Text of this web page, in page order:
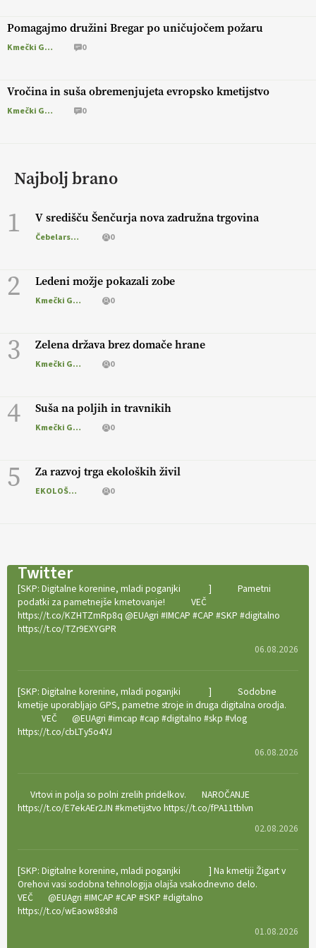
Pomagajmo družini Bregar po uničujočem požaru
Kmečki Glas 0
Vročina in suša obremenjujeta evropsko kmetijstvo
Kmečki Glas 0
Najbolj brano
1 V središču Šenčurja nova zadružna trgovina
Čebelarstvo 0
2 Ledeni možje pokazali zobe
Kmečki Glas 0
3 Zelena država brez domače hrane
Kmečki Glas 0
4 Suša na poljih in travnikih
Kmečki Glas 0
5 Za razvoj trga ekoloških živil
EKOLOŠKO LOGIČNO 0
Twitter
[SKP: Digitalne korenine, mladi poganjki ]
Pametni
podatki za pametnejše kmetovanje!
VEČ
https://t.co/KZHTZmRp8q @EUAgri #IMCAP #CAP #SKP #digitalno
https://t.co/TZr9EXYGPR
06.08.2026
[SKP: Digitalne korenine, mladi poganjki ]
Sodobne
kmetije uporabljajo GPS, pametne stroje in druga digitalna orodja.
VEČ
@EUAgri #imcap #cap #digitalno #skp #vlog
https://t.co/cbLTy5o4YJ
06.08.2026
Vrtovi in polja so polni zrelih pridelkov.
NAROČANJE
https://t.co/E7ekAEr2JN #kmetijstvo https://t.co/fPA11tblvn
02.08.2026
[SKP: Digitalne korenine, mladi poganjki
] Na kmetiji Žigart v
Orehovi vasi sodobna tehnologija olajša vsakodnevno delo.
VEČ
@EUAgri #IMCAP #CAP #SKP #digitalno
https://t.co/wEaow88sh8
01.08.2026